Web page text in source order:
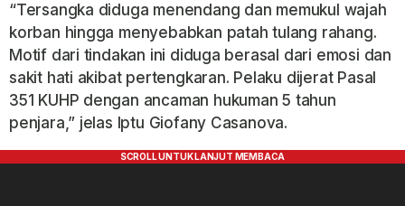
“Tersangka diduga menendang dan memukul wajah
korban hingga menyebabkan patah tulang rahang.
Motif dari tindakan ini diduga berasal dari emosi dan
sakit hati akibat pertengkaran. Pelaku dijerat Pasal
351 KUHP dengan ancaman hukuman 5 tahun
penjara,” jelas Iptu Giofany Casanova.